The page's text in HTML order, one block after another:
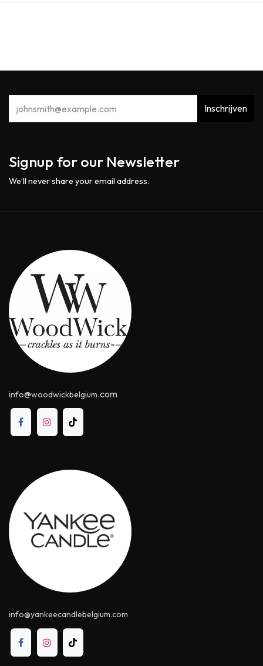
Inschrijven
Signup for our Newsletter
We’ll never share your email address.
info@woodwickbelgium.com
info@yankeecandle​belgium.com